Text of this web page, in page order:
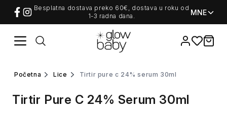
Besplatna dostava preko 60€, dostava u roku od
1-3 radna dana.
MNE
Favorites
items
početna lice tirtir pure c 24% serum 30ml
Tirtir Pure C 24% Serum 30ml